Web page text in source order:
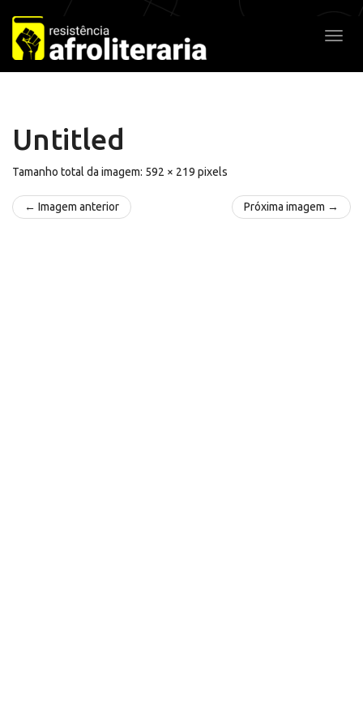
Pular
para
o
conteúdo
Untitled
Tamanho total da imagem: 592 × 219 pixels
← Imagem anterior Próxima imagem →